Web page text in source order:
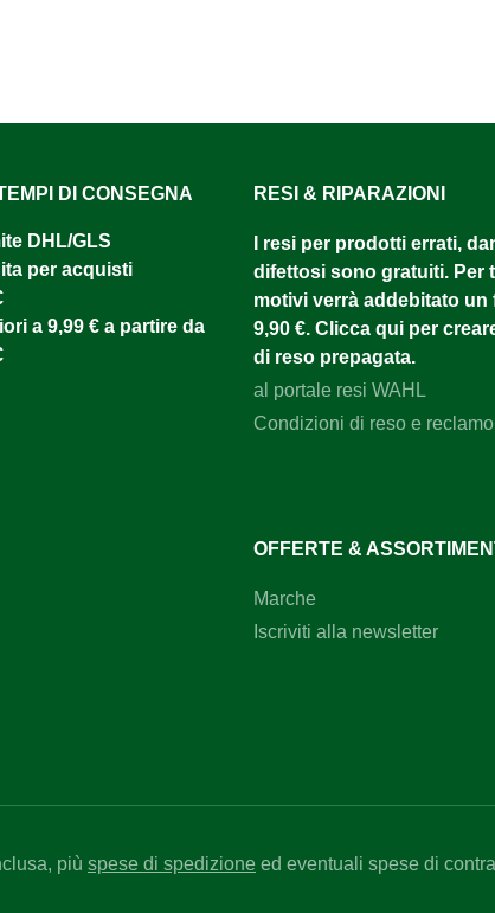
DI CONSEGNA
DHL/GLS
per acquisti
a 9,99 € a partire da
RESI & RIPARAZIONI
I resi per prodotti errati,
difettosi sono gratuiti. Per
motivi verrà addebitato un
9,90 €. Clicca qui per
di reso prepagata.
al portale resi WAHL
Condizioni di reso e reclamo
OFFERTE &
Marche
Iscriviti alla newsletter
più spese di spedizione ed eventuali spese di